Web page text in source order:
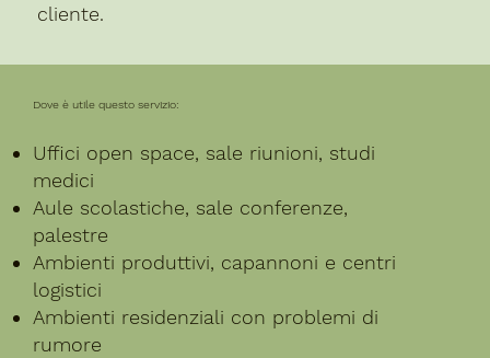
cliente.
Uffici open space, sale riunioni, studi
medici
Aule scolastiche, sale conferenze,
palestre
Ambienti produttivi, capannoni e centri
logistici
Ambienti residenziali con problemi di
rumore
Dove è utile questo servizio: